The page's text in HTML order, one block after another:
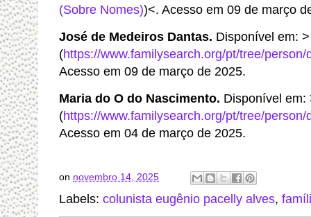
(Sobre Nomes))<. Acesso em 09 de março
José de Medeiros Dantas. Disponível em: >
(https://www.familysearch.org/pt/tree/person/
Acesso em 09 de março de 2025.
Maria do O do Nascimento. Disponível em:
(https://www.familysearch.org/pt/tree/person/
Acesso em 04 de março de 2025.
on novembro 14, 2025
Labels: colunista eugênio pacelly alves,